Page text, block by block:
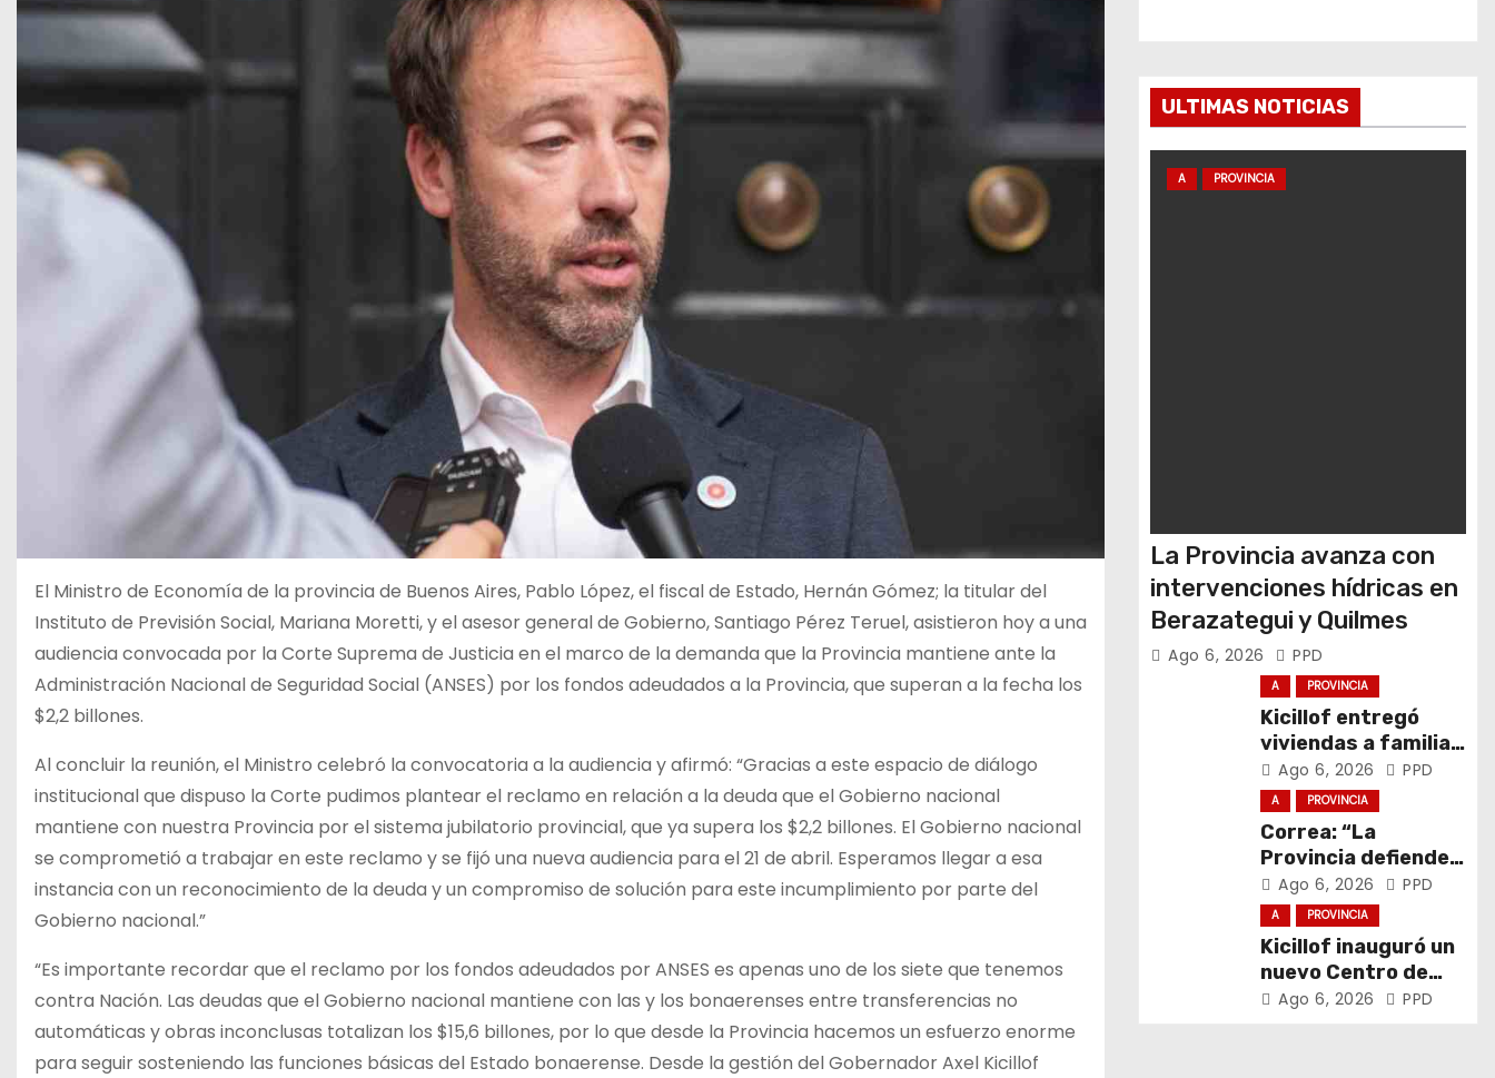
El Ministro de Economía de la provincia de Buenos Aires, Pablo López, el fiscal de Estado, Hernán Gómez; la titular del
Instituto de Previsión Social, Mariana Moretti, y el asesor general de Gobierno, Santiago Pérez Teruel, asistieron hoy a una
audiencia convocada por la Corte Suprema de Justicia en el marco de la demanda que la Provincia mantiene ante la
Administración Nacional de Seguridad Social (ANSES) por los fondos adeudados a la Provincia, que superan a la fecha los
$2,2 billones.
Al concluir la reunión, el Ministro celebró la convocatoria a la audiencia y afirmó: “Gracias a este espacio de diálogo
institucional que dispuso la Corte pudimos plantear el reclamo en relación a la deuda que el Gobierno nacional
mantiene con nuestra Provincia por el sistema jubilatorio provincial, que ya supera los $2,2 billones. El Gobierno nacional
se comprometió a trabajar en este reclamo y se fijó una nueva audiencia para el 21 de abril. Esperamos llegar a esa
instancia con un reconocimiento de la deuda y un compromiso de solución para este incumplimiento por parte del
Gobierno nacional.”
“Es importante recordar que el reclamo por los fondos adeudados por ANSES es apenas uno de los siete que tenemos
contra Nación. Las deudas que el Gobierno nacional mantiene con las y los bonaerenses entre transferencias no
automáticas y obras inconclusas totalizan los $15,6 billones, por lo que desde la Provincia hacemos un esfuerzo enorme
para seguir sosteniendo las funciones básicas del Estado bonaerense. Desde la gestión del Gobernador Axel Kicillof
ULTIMAS NOTICIAS
A PROVINCIA
La Provincia avanza con
intervenciones hídricas en
Berazategui y Quilmes
Ago 6, 2026 PPD
A PROVINCIA
Kicillof entregó
viviendas a familias
de General La
Madrid
Ago 6, 2026 PPD
A PROVINCIA
Correa: “La
Provincia defiende
el trabajo y la
soberanía sobre
puertos y ríos”
Ago 6, 2026 PPD
A PROVINCIA
Kicillof inauguró un
nuevo Centro de
Atención Primaria
Ago 6, 2026 PPD